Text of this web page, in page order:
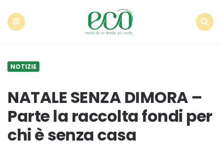
NOTIZIE
NATALE SENZA DIMORA –
Parte la raccolta fondi per
chi è senza casa